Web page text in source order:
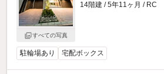
すべての写真
14階建 / 5年11ヶ月 / RC
駐輪場あり 宅配ボックス